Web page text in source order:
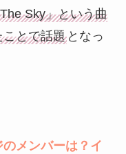
Sky」という曲
とで話題となっ
のメンバーは？イ